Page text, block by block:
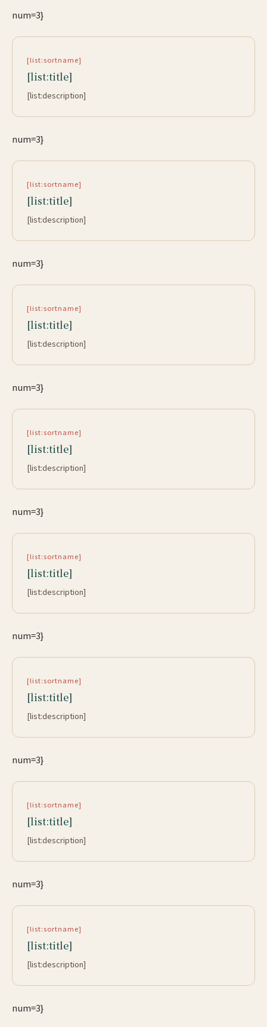
num=3}
[list:sortname]
[list:title]
[list:description]
num=3}
[list:sortname]
[list:title]
[list:description]
num=3}
[list:sortname]
[list:title]
[list:description]
num=3}
[list:sortname]
[list:title]
[list:description]
num=3}
[list:sortname]
[list:title]
[list:description]
num=3}
[list:sortname]
[list:title]
[list:description]
num=3}
[list:sortname]
[list:title]
[list:description]
num=3}
[list:sortname]
[list:title]
[list:description]
num=3}